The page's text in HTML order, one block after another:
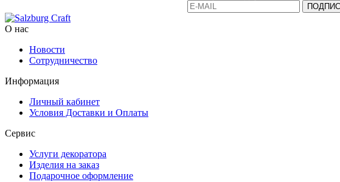
О нас
Новости
Сотрудничество
Информация
Личный кабинет
Условия Доставки и Оплаты
Сервис
Услуги декоратора
Изделия на заказ
Подарочное оформление